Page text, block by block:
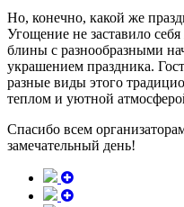
Но, конечно, какой же
Угощение не заставило
блины с разнообразными
украшением праздника.
разные виды этого
теплом и уютной
Спасибо всем
замечательный день!